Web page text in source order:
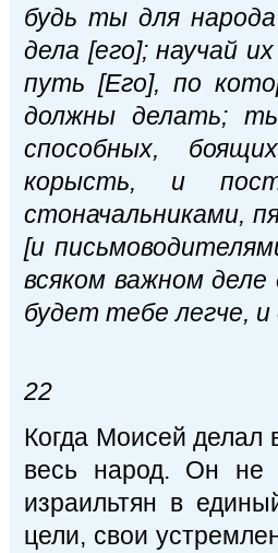
будь ты для
дела [его]; научай
путь [Его], по
должны делать;
способных,
корысть, и
стоначальниками,
[и
всяком важном
будет тебе легче,
22
Когда Моисей делал
весь народ. Он не
израильтян в
цели, свои